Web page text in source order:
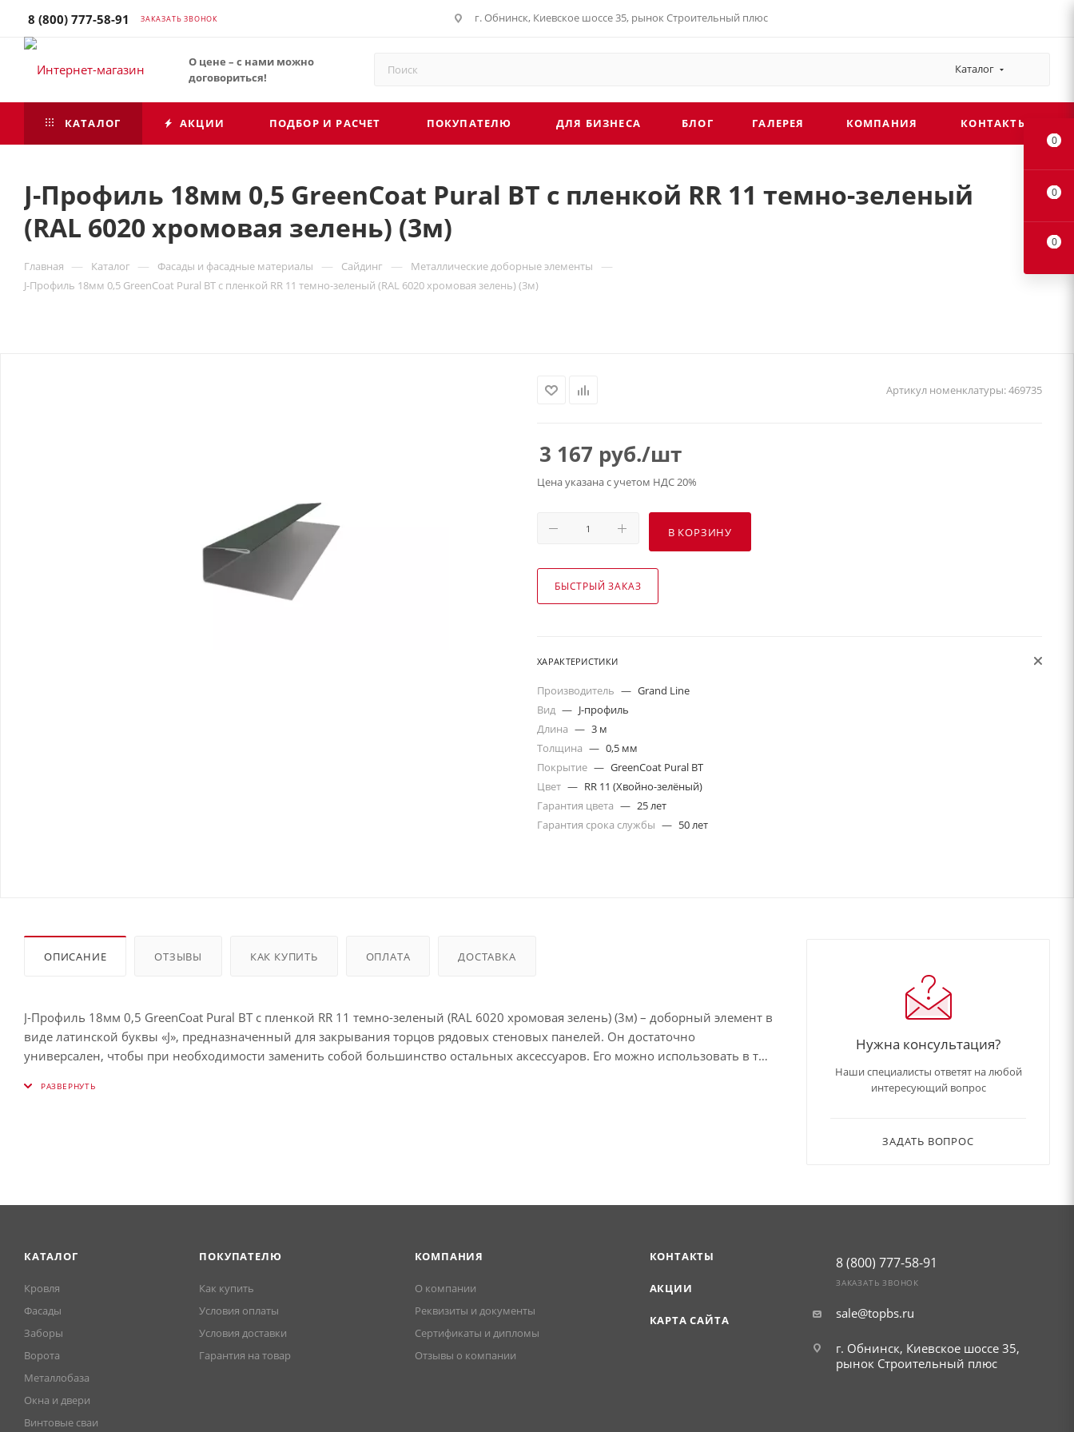
8 (800) 777-58-91 ЗАКАЗАТЬ ЗВОНОК г. Обнинск, Киевское шоссе 35, рынок Строительный плюс
О цене – с нами можно
договориться!
Каталог
КАТАЛОГ АКЦИИ ПОДБОР И РАСЧЕТ ПОКУПАТЕЛЮ ДЛЯ БИЗНЕСА БЛОГ ГАЛЕРЕЯ КОМПАНИЯ КОНТАКТЫ
J-Профиль 18мм 0,5 GreenCoat Pural BT с пленкой RR 11 темно-зеленый
(RAL 6020 хромовая зелень) (3м)
Главная — Каталог — Фасады и фасадные материалы — Сайдинг — Металлические доборные элементы —
J-Профиль 18мм 0,5 GreenCoat Pural BT с пленкой RR 11 темно-зеленый (RAL 6020 хромовая зелень) (3м)
Артикул номенклатуры:469735
3 167 руб./шт
Цена указана с учетом НДС 20%
В КОРЗИНУ
БЫСТРЫЙ ЗАКАЗ
ХАРАКТЕРИСТИКИ
Производитель — Grand Line
Вид — J-профиль
Длина — 3 м
Толщина — 0,5 мм
Покрытие — GreenCoat Pural BT
Цвет — RR 11 (Хвойно-зелёный)
Гарантия цвета — 25 лет
Гарантия срока службы — 50 лет
ОПИСАНИЕ ОТЗЫВЫ КАК КУПИТЬ ОПЛАТА ДОСТАВКА
J-Профиль 18мм 0,5 GreenCoat Pural BT с пленкой RR 11 темно-зеленый (RAL 6020 хромовая зелень) (3м) – доборный элемент в
виде латинской буквы «J», предназначенный для закрывания торцов рядовых стеновых панелей. Он достаточно
универсален, чтобы при необходимости заменить собой большинство остальных аксессуаров. Его можно использовать в том
таковой отсутствует, обрамления карнизов и т.д.
Нужна консультация?
Наши специалисты ответят на любой
интересующий вопрос
ЗАДАТЬ ВОПРОС
КАТАЛОГ
Кровля
Фасады
Заборы
Ворота
Металлобаза
Окна и двери
Винтовые сваи
ПОКУПАТЕЛЮ
Как купить
Условия оплаты
Условия доставки
Гарантия на товар
КОМПАНИЯ
О компании
Реквизиты и документы
Сертификаты и дипломы
Отзывы о компании
КОНТАКТЫ
АКЦИИ
КАРТА САЙТА
8 (800) 777-58-91
ЗАКАЗАТЬ ЗВОНОК
sale@topbs.ru
г. Обнинск, Киевское шоссе 35,
рынок Строительный плюс
0
0
0